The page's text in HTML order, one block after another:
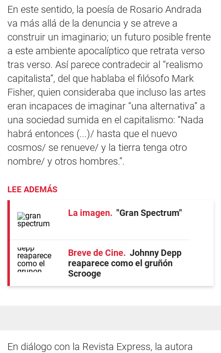
En este sentido, la poesía de Rosario Andrada
va más allá de la denuncia y se atreve a
construir un imaginario; un futuro posible frente
a este ambiente apocalíptico que retrata verso
tras verso. Así parece contradecir al “realismo
capitalista”, del que hablaba el filósofo Mark
Fisher, quien consideraba que incluso las artes
eran incapaces de imaginar “una alternativa” a
una sociedad sumida en el capitalismo: “Nada
habrá entonces (...)/ hasta que el nuevo
cosmos/ se renueve/ y la tierra tenga otro
nombre/ y otros hombres.”.
LEE ADEMÁS
La imagen "Gran Spectrum"
Breve de Cine
Johnny Depp
reaparece como el gruñón
Scrooge
En diálogo con la Revista Express, la autora